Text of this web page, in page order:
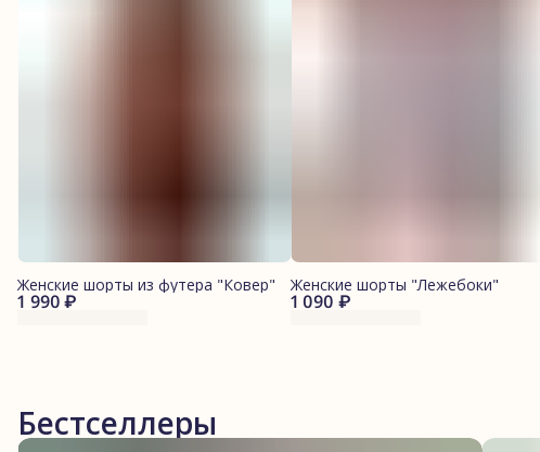
1 990 ₽
Женские шорты из футера "Ковер"
1 090 ₽
Женские шорты "Лежебоки"
Бестселлеры